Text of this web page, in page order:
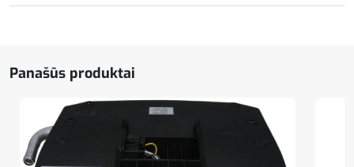
Panašūs produktai